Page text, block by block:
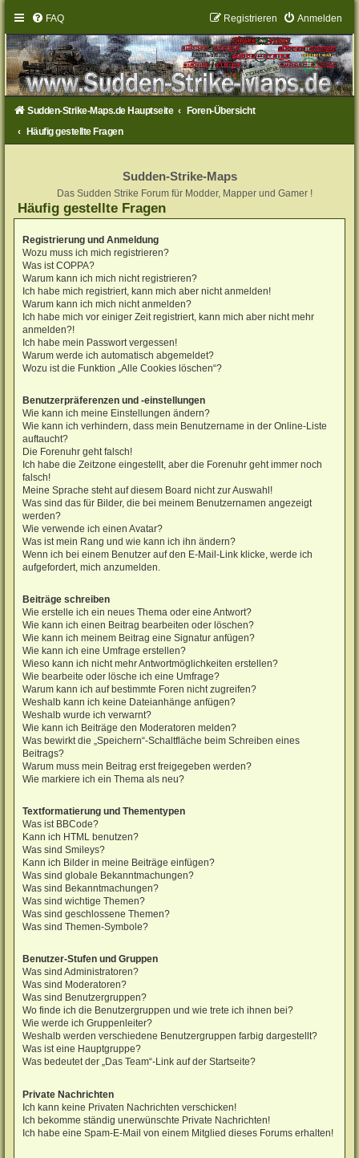
FAQ Anmelden
Registrieren
Sudden-Strike-Maps.de Hauptseite
Foren-Übersicht
Häufig gestellte Fragen
Sudden-Strike-Maps
Das Sudden Strike Forum für Modder, Mapper und Gamer !
Häufig gestellte Fragen
Registrierung und Anmeldung
Wozu muss ich mich registrieren?
Was ist COPPA?
Warum kann ich mich nicht registrieren?
Ich habe mich registriert, kann mich aber nicht anmelden!
Warum kann ich mich nicht anmelden?
Ich habe mich vor einiger Zeit registriert, kann mich aber nicht mehr
anmelden?!
Ich habe mein Passwort vergessen!
Warum werde ich automatisch abgemeldet?
Wozu ist die Funktion „Alle Cookies löschen“?
Benutzerpräferenzen und -einstellungen
Wie kann ich meine Einstellungen ändern?
Wie kann ich verhindern, dass mein Benutzername in der Online-Liste
auftaucht?
Die Forenuhr geht falsch!
Ich habe die Zeitzone eingestellt, aber die Forenuhr geht immer noch
falsch!
Meine Sprache steht auf diesem Board nicht zur Auswahl!
Was sind das für Bilder, die bei meinem Benutzernamen angezeigt
werden?
Wie verwende ich einen Avatar?
Was ist mein Rang und wie kann ich ihn ändern?
Wenn ich bei einem Benutzer auf den E-Mail-Link klicke, werde ich
aufgefordert, mich anzumelden.
Beiträge schreiben
Wie erstelle ich ein neues Thema oder eine Antwort?
Wie kann ich einen Beitrag bearbeiten oder löschen?
Wie kann ich meinem Beitrag eine Signatur anfügen?
Wie kann ich eine Umfrage erstellen?
Wieso kann ich nicht mehr Antwortmöglichkeiten erstellen?
Wie bearbeite oder lösche ich eine Umfrage?
Warum kann ich auf bestimmte Foren nicht zugreifen?
Weshalb kann ich keine Dateianhänge anfügen?
Weshalb wurde ich verwarnt?
Wie kann ich Beiträge den Moderatoren melden?
Was bewirkt die „Speichern“-Schaltfläche beim Schreiben eines
Beitrags?
Warum muss mein Beitrag erst freigegeben werden?
Wie markiere ich ein Thema als neu?
Textformatierung und Thementypen
Was ist BBCode?
Kann ich HTML benutzen?
Was sind Smileys?
Kann ich Bilder in meine Beiträge einfügen?
Was sind globale Bekanntmachungen?
Was sind Bekanntmachungen?
Was sind wichtige Themen?
Was sind geschlossene Themen?
Was sind Themen-Symbole?
Benutzer-Stufen und Gruppen
Was sind Administratoren?
Was sind Moderatoren?
Was sind Benutzergruppen?
Wo finde ich die Benutzergruppen und wie trete ich ihnen bei?
Wie werde ich Gruppenleiter?
Weshalb werden verschiedene Benutzergruppen farbig dargestellt?
Was ist eine Hauptgruppe?
Was bedeutet der „Das Team“-Link auf der Startseite?
Private Nachrichten
Ich kann keine Privaten Nachrichten verschicken!
Ich bekomme ständig unerwünschte Private Nachrichten!
Ich habe eine Spam-E-Mail von einem Mitglied dieses Forums erhalten!